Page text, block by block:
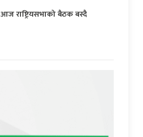
आज राष्ट्रियसभाको बैठक बस्दै